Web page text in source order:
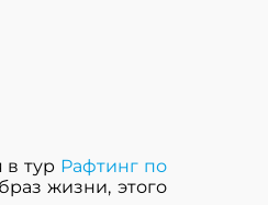
в тур Рафтинг по
жизни, этого